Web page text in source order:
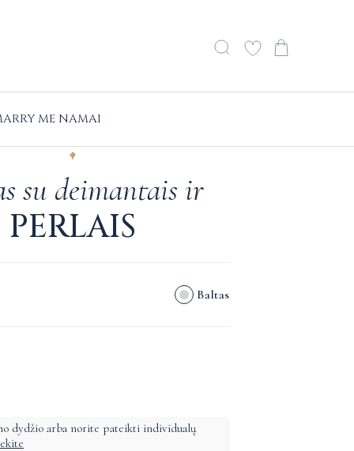
ME NAMAI
su deimantais ir
PERLAIS
Baltas
dydžio arba norite pateikti individualų